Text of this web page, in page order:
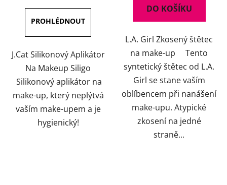
J.Cat Silikonový Aplikátor
Na Makeup Siligo
Silikonový aplikátor na
make-up, který neplýtvá
vaším make-upem a je
hygienický!
DO KOŠÍKU
L.A. Girl Zkosený štětec
na make-up Tento
syntetický štětec od L.A.
Girl se stane vaším
oblíbencem při nanášení
make-upu. Atypické
zkosení na jedné
straně...